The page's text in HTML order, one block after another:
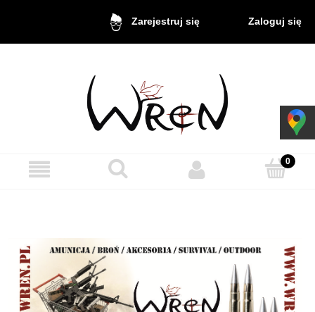
Zarejestruj się Zaloguj się